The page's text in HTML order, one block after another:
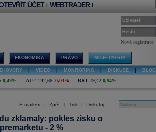
ÚČET | WEBTRADER |
Uživatel:
Heslo:
Nová registrace
EKONOMIKA PRÁVO MOJE PATRIA
VIDEO MONITORING DISKUSE BLOG
0,49% AU 4 242,66 -0,03% BRT 79,42 0,94%
E-mailem Zpět Tisk Diskutuj
zklamaly: pokles zisku o
- 2 %
Reklama